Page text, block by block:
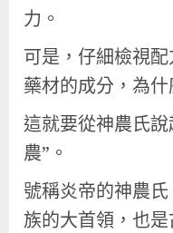
力。
可是，仔細檢視
藥材的成分，為
這就要從神農氏
農”。
號稱炎帝的神農
族的大首領，也